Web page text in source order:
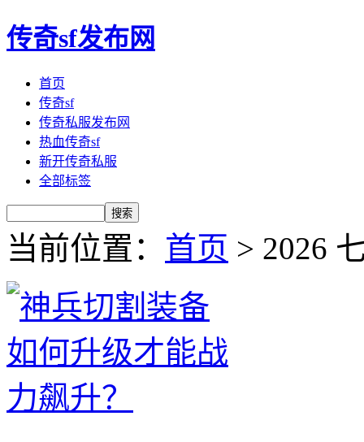
传奇sf发布网
首页
传奇sf
传奇私服发布网
热血传奇sf
新开传奇私服
全部标签
当前位置： 首页 > 2026